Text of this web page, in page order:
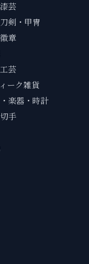
芸
剣・甲冑
章
芸
ーク雑貨
楽器・時計
手